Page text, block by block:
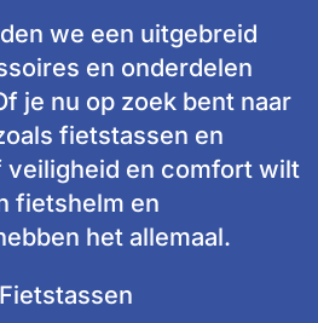
we een uitgebreid
en onderdelen
je nu op zoek bent naar
fietstassen en
en comfort wilt
fietshelm en
het allemaal.
Fietstassen